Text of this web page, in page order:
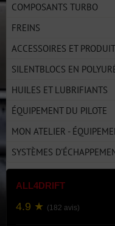
COMPOSANTS TURBO
FREINS
ACCESSOIRES ET
SILENTBLOCS EN
HUILES ET LUBRIFIANTS
ÉQUIPEMENT DU PILOTE
MON ATELIER -
SYSTÈMES
ALL4DRIFT
4.9 ★ (182 avis)